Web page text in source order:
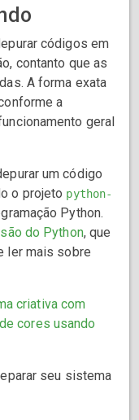
códigos em
contanto que as
A forma exata
a
geral
um código
o projeto python-
Python.
do Python, que
ler mais sobre
criativa com
cores usando
seu sistema